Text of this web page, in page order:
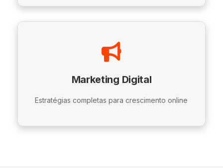
Marketing Digital
Estratégias completas para crescimento online